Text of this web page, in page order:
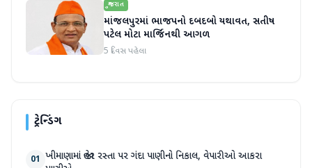
ગુજરાત
માંજલપુરમાં ભાજપનો દબદબો યથાવત, સતીષ
પટેલ મોટા માર્જિનથી આગળ
5 દિવસ પહેલા
ટ્રેન્ડિંગ
01 ખીમાણામાં જાહેર રસ્તા પર ગંદા પાણીનો નિકાલ, વેપારીઓ આકરા